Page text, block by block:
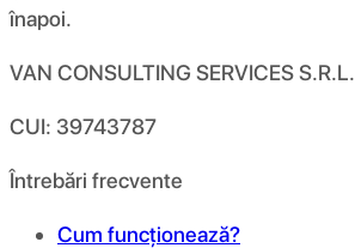
înapoi.
VAN CONSULTING SERVICES S.R.L.
CUI: 39743787
Întrebări frecvente
Cum funcționează?